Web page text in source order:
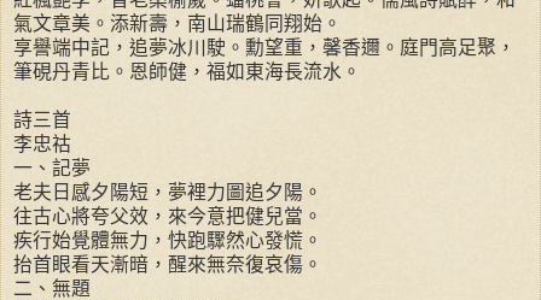
氣文章美。添新壽，南山瑞鶴同翔始。
享譽端中記，追夢冰川駛。勳望重，馨香邇。庭門高足聚，
筆硯丹青比。恩師健，福如東海長流水。
詩三首
李忠祜
一、記夢
老夫日感夕陽短，夢裡力圖追夕陽。
往古心將夸父效，來今意把健兒當。
疾行始覺體無力，快跑驟然心發慌。
抬首眼看天漸暗，醒來無奈復哀傷。
二、無題